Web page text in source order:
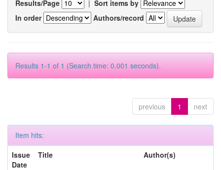
Results/Page | Sort items by
In order
Authors/record
Results 1-1 of 1 (Search time: 0.001 seconds).
previous 1 next
Item hits:
Issue
Date
Title Author(s)